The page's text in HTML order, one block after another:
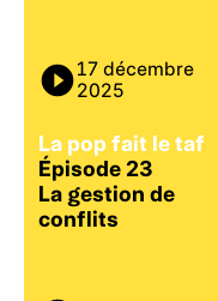
17 décembre
2025
La pop fait le taf
Épisode 23
La gestion de
conflits